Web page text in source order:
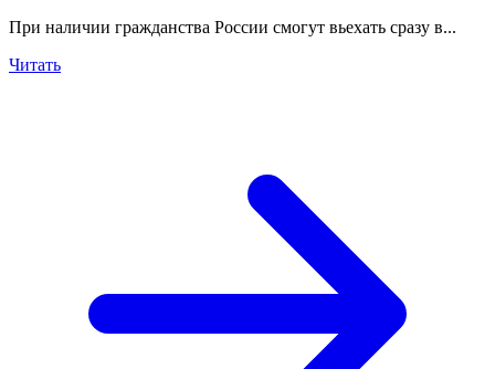
При наличии гражданства России смогут вьехать сразу в...
Читать